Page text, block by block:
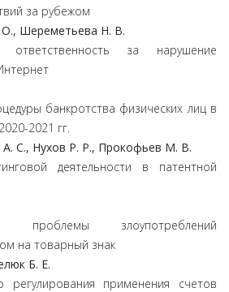
за рубежом
Шереметьева Н. В.
ответственность за нарушение
банкротства физических лиц в
2021 гг.
С., Нухов Р. Р., Прокофьев М. В.
деятельности в патентной
проблемы злоупотреблений
на товарный знак
Б. Е.
применения счетов